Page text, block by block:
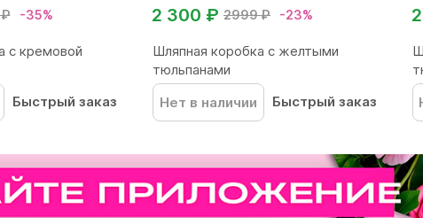
-35%
с кремовой
Быстрый заказ
2999 ₽ -23%
2 300 ₽
Шляпная коробка с желтыми
тюльпанами
Нет в наличии
Быстрый заказ